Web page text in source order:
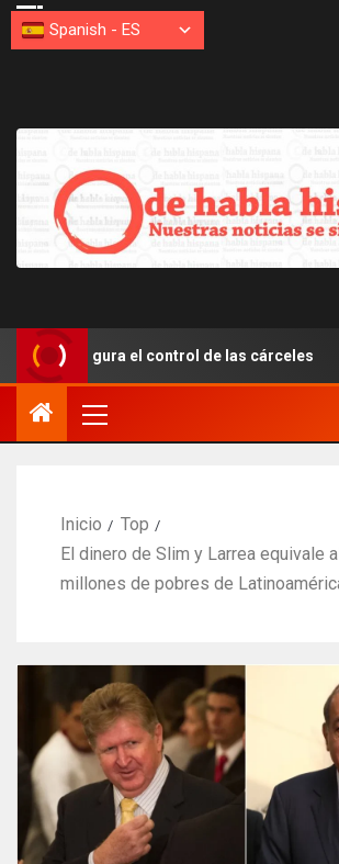
el control de las cárceles
Inicio
Top
El dinero de Slim y Larrea equivale
millones de pobres de
Spanish - ES